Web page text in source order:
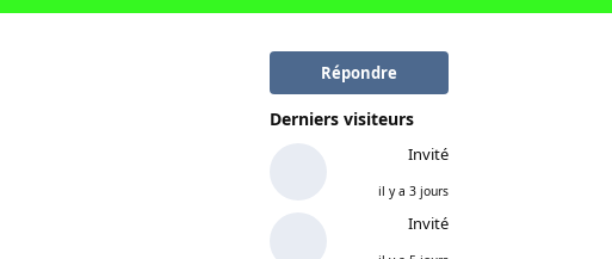
Répondre
Derniers visiteurs
Invité
il y a 3 jours
Invité